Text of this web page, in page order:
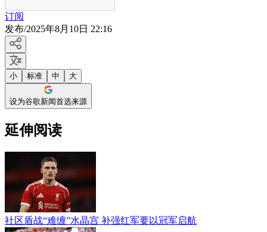
订阅
发布/2025年8月10日 22:16
小 标准 中 大
设为谷歌新闻首选来源
延伸阅读
社区盾战“难缠”水晶宫 补强红军要以冠军启航